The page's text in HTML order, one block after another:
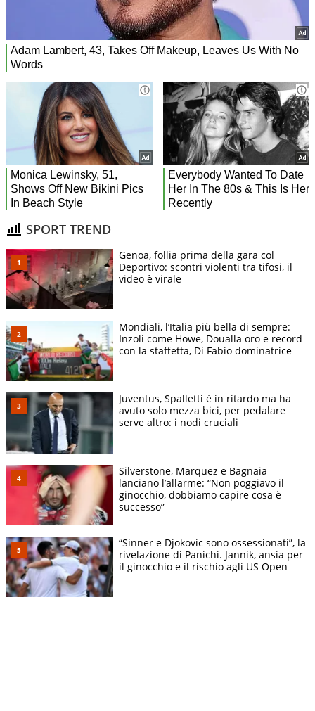
SPORT TREND
Genoa, follia prima della gara col
Deportivo: scontri violenti tra tifosi, il
video è virale
Mondiali, l’Italia più bella di sempre:
Inzoli come Howe, Doualla oro e record
con la staffetta, Di Fabio dominatrice
Juventus, Spalletti è in ritardo ma ha
avuto solo mezza bici, per pedalare
serve altro: i nodi cruciali
Silverstone, Marquez e Bagnaia
lanciano l’allarme: “Non poggiavo il
ginocchio, dobbiamo capire cosa è
successo”
“Sinner e Djokovic sono ossessionati”, la
rivelazione di Panichi. Jannik, ansia per
il ginocchio e il rischio agli US Open